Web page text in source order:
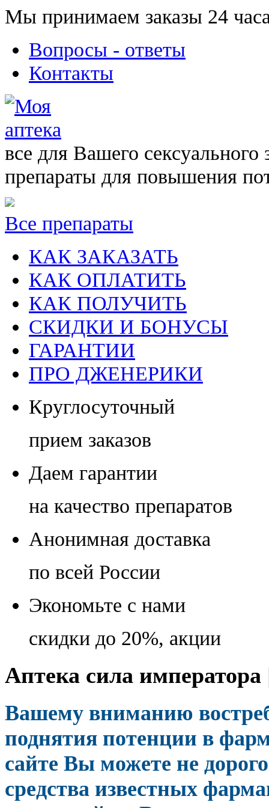
Мы принимаем заказы 24
Вопросы - ответы
Контакты
все для Вашего сексуального
препараты для повышения
Все препараты
КАК ЗАКАЗАТЬ
КАК ОПЛАТИТЬ
КАК ПОЛУЧИТЬ
СКИДКИ И БОНУСЫ
ГАРАНТИИ
ПРО ДЖЕНЕРИКИ
Круглосуточный
прием заказов
Даем гарантии
на качество препаратов
Анонимная доставка
по всей России
Экономьте с нами
скидки до 20%, акции
Аптека сила
Вашему вниманию
поднятия потенции в
сайте Вы можете не
средства известных